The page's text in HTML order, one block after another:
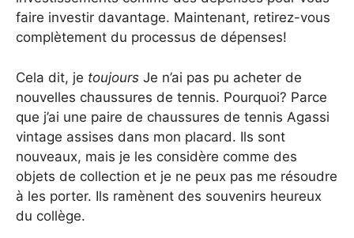
faire investir davantage. Maintenant, retirez-vous
complètement du processus de dépenses!
Cela dit, je toujours Je n’ai pas pu acheter de
nouvelles chaussures de tennis. Pourquoi? Parce
que j’ai une paire de chaussures de tennis Agassi
vintage assises dans mon placard. Ils sont
nouveaux, mais je les considère comme des
objets de collection et je ne peux pas me résoudre
à les porter. Ils ramènent des souvenirs heureux
du collège.